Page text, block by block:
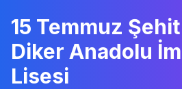
Haberler
Blog
15 Temmuz
Diker Anadolu
Lisesi